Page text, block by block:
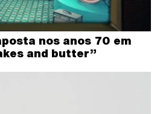
nos anos 70 em
and butter”